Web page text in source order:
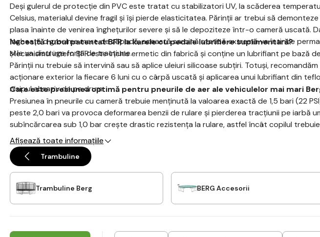
Deși gulerul de protecție din PVC este tratat cu stabilizatori UV, la scăderea
Celsius, materialul devine fragil și își pierde elasticitatea. Părinții ar trebui să
plasa înainte de venirea înghețurilor severe și să le depoziteze într-o cameră uscată.
îngheață o grosime mare de zăpadă, această sarcină statică extremă va întinde
și le va distruge forța de tracțiune.
Necesită hubul patentat BFR la karele cu pedale lubrifiere suplimentară?
Mecanismul intern BFR este închis ermetic din fabrică și conține un lubrifiant pe bază
Părinții nu trebuie să intervină sau să aplice uleiuri silicoase subțiri. Totuși,
acționare exterior la fiecare 6 luni cu o cârpă uscată și aplicarea unui lubrifiant din
nisipul abraziv de pe drum.
Care este presiunea optimă pentru pneurile de aer ale vehiculelor mai mari
Presiunea în pneurile cu cameră trebuie menținută la valoarea exactă de 1,5 bari (22
peste 2,0 bari va provoca deformarea benzii de rulare și pierderea tracțiunii pe iarbă
subîncărcarea sub 1,0 bar crește drastic rezistența la rulare, astfel încât copilul
energiei cinetice la pedalat.
Afișează toate informațiile
Trambuline
Trambuline Berg BERG Accesorii